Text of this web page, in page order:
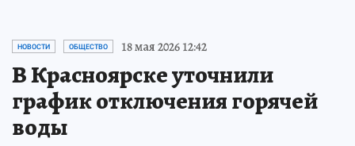
НОВОСТИ ОБЩЕСТВО 18 мая 2026 12:42
В Красноярске уточнили
график отключения горячей
воды